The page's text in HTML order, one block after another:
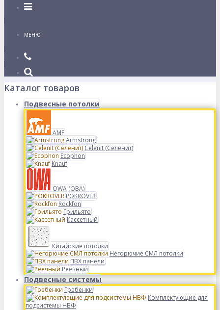
Каталог
МЕНЮ
Каталог товаров
Подвесные потолки
AMF
Armstrong
Celenit (Селенит)
Ecophon
Knauf
OWA (ОВА)
POKROVER
Rockfon
Грильято
Кассетный
Китайские потолки
Негорючие СМЛ потолки
ПВХ панели
Реечный
Подвесные системы
Гребенки
Комплектующие для
подсистемы НВФ